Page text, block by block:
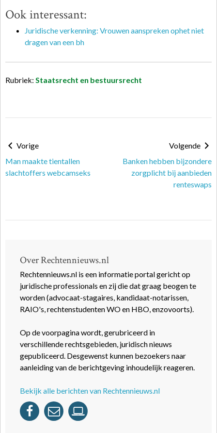
Ook interessant:
Juridische verkenning: Vrouwen aanspreken ophet niet
dragen van een bh
Rubriek: Staatsrecht en bestuursrecht
Vorige
Man maakte tientallen
slachtoffers webcamseks
Volgende
Banken hebben bijzondere
zorgplicht bij aanbieden
renteswaps
Over Rechtennieuws.nl
Rechtennieuws.nl is een informatie portal gericht op
juridische professionals en zij die dat graag beogen te
worden (advocaat-stagaires, kandidaat-notarissen,
RAIO's, rechtenstudenten WO en HBO, enzovoorts).
Op de voorpagina wordt, gerubriceerd in
verschillende rechtsgebieden, juridisch nieuws
gepubliceerd. Desgewenst kunnen bezoekers naar
aanleiding van de berichtgeving inhoudelijk reageren.
Bekijk alle berichten van Rechtennieuws.nl